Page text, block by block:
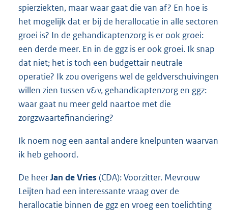
spierziekten, maar waar gaat die van af? En hoe is
het mogelijk dat er bij de herallocatie in alle sectoren
groei is? In de gehandicaptenzorg is er ook groei:
een derde meer. En in de ggz is er ook groei. Ik snap
dat niet; het is toch een budgettair neutrale
operatie? Ik zou overigens wel de geldverschuivingen
willen zien tussen v&v, gehandicaptenzorg en ggz:
waar gaat nu meer geld naartoe met die
zorgzwaartefinanciering?
Ik noem nog een aantal andere knelpunten waarvan
ik heb gehoord.
De heerJan de Vries (CDA): Voorzitter. Mevrouw
Leijten had een interessante vraag over de
herallocatie binnen de ggz en vroeg een toelichting